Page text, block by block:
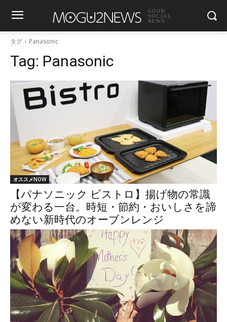
GOOD
SOCIAL
NEWS
タグ Panasonic
Tag: Panasonic
オススメNOW
【パナソニック ビストロ】揚げ物の常識
が変わる一台。時短・節約・おいしさを諦
めない新時代のオーブンレンジ